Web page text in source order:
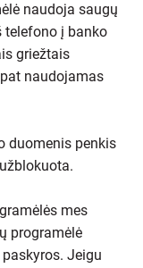
naudoja saugų
telefono į banko
griežtais
naudojamas
duomenis penkis
mes
programėlė
Jeigu